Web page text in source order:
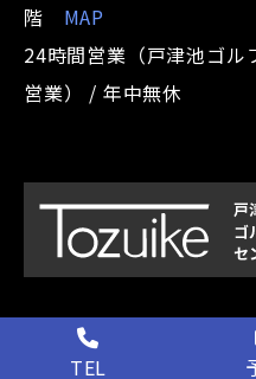
階 MAP
24時間営業（戸津池ゴル
営業） / 年中無休
TEL